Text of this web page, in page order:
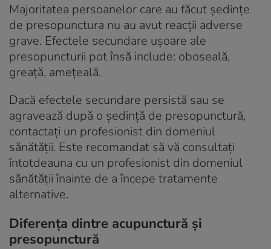
Majoritatea persoanelor care au făcut ședințe
de presopunctura nu au avut reacții adverse
grave. Efectele secundare ușoare ale
presopuncturii pot însă include: oboseală,
greaţă, ameţeală.
Dacă efectele secundare persistă sau se
agravează după o ședință de presopunctură,
contactați un profesionist din domeniul
sănătății. Este recomandat să vă consultați
întotdeauna cu un profesionist din domeniul
sănătății înainte de a începe tratamente
alternative.
Diferența dintre acupunctură și
presopunctură